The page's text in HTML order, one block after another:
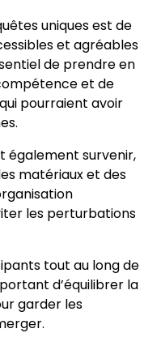
uniques est de
et agréables
de prendre en
et de
pourraient avoir
également survenir,
matériaux et des
les perturbations
tout au long de
d’équilibrer la
garder les